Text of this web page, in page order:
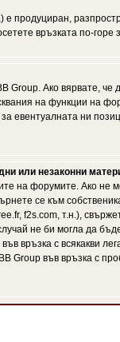
продуциран,
връзката по-горе
Group. Ако вярвате,
на функции на
евентуалната ни
или незаконни
на форумите. Ако не
се към
f2s.com, т.н.),
не би могла да
връзка с всякакви
Group във връзка с